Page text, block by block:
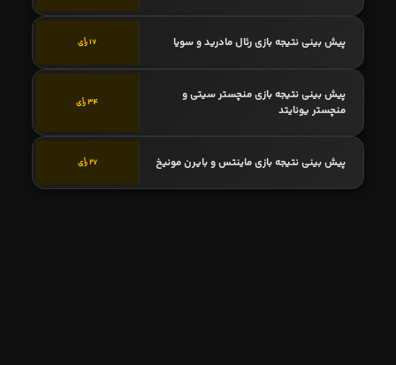
پیش بینی نتیجه بازی رئال مادرید و سویا 17 رأی
پیش بینی نتیجه بازی منچستر سیتی و
منچستر یونایتد
34 رأی
پیش بینی نتیجه بازی ماینتس و بایرن مونیخ 27 رأی